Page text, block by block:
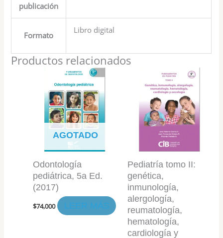
publicación
Formato
Libro digital
Productos relacionados
AGOTADO
Odontología
pediátrica, 5a Ed.
(2017)
$74,000 LEER MÁS
Pediatría tomo II:
genética,
inmunología,
alergología,
reumatología,
hematología,
cardiología y